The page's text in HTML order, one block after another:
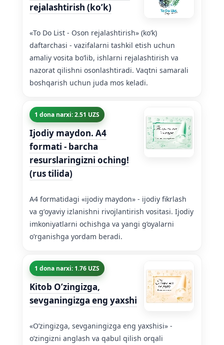
rejalashtirish (ko’k)
«To Do List - Oson rejalashtirish» (koʻk)
daftarchasi - vazifalarni tashkil etish uchun
amaliy vosita boʻlib, ishlarni rejalashtirish va
nazorat qilishni osonlashtiradi. Vaqtni samarali
boshqarish uchun juda mos keladi.
1 dona narxi: 2.51 UZS
Ijodiy maydon. A4
formati - barcha
resurslaringizni oching!
(rus tilida)
A4 formatidagi «ijodiy maydon» - ijodiy fikrlash
va gʻoyaviy izlanishni rivojlantirish vositasi. Ijodiy
imkoniyatlarni ochishga va yangi g’oyalarni
o’rganishga yordam beradi.
1 dona narxi: 1.76 UZS
Kitob O’zingizga,
sevganingizga eng yaxshi
«O’zingizga, sevganingizga eng yaxshisi» -
o’zingizni anglash va qabul qilish orqali